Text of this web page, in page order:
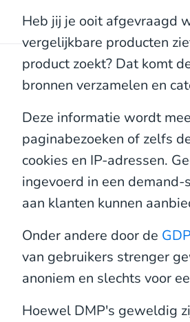
Heb jij je ooit afgevraagd
vergelijkbare producten
product zoekt? Dat komt
bronnen verzamelen en
Deze informatie wordt
paginabezoeken of zelfs
cookies en IP-adressen.
ingevoerd in een
aan klanten kunnen
Onder andere door de
van gebruikers strenger
anoniem en slechts voor
Hoewel DMP's geweldig